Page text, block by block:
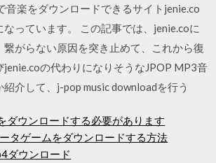
音楽をダウンロードできるサイトjenie.co
っています。 この記事では、jenie.coに
繋がらない原因を突き止めて、これから復
の代わりになりそうなJPOP MP3音
介して、j-pop music downloadを行う
ダウンロードする必要があります
タゲームをダウンロードする方法
ダウンロード